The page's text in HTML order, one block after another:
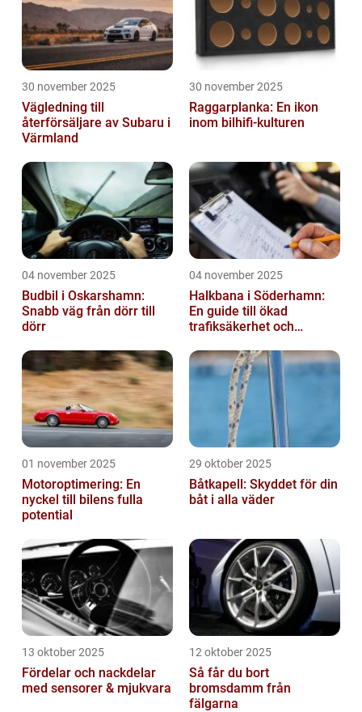
30 november 2025
Vägledning till
återförsäljare av Subaru i
Värmland
30 november 2025
Raggarplanka: En ikon
inom bilhifi-kulturen
04 november 2025
Budbil i Oskarshamn:
Snabb väg från dörr till
dörr
04 november 2025
Halkbana i Söderhamn:
En guide till ökad
trafiksäkerhet och
01 november 2025
Motoroptimering: En
nyckel till bilens fulla
potential
29 oktober 2025
Båtkapell: Skyddet för din
båt i alla väder
13 oktober 2025
Fördelar och nackdelar
med sensorer & mjukvara
12 oktober 2025
Så får du bort
bromsdamm från
fälgarna